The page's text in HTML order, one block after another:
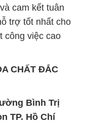
cam kết tuân
trợ tốt nhất cho
công việc cao
CHẤT ĐẮC
Bình Trị
TP. Hồ Chí